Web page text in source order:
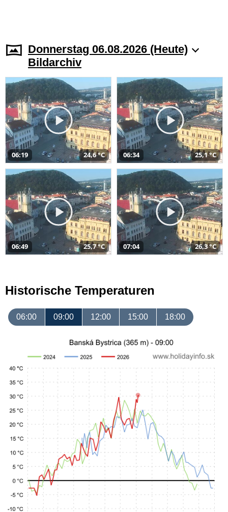
Donnerstag 06.08.2026 (Heute)
Bildarchiv
06:19 24,6 °C 06:34 25,1 °C
06:49 25,7 °C 07:04 26,3 °C
Historische Temperaturen
06:00 09:00 12:00 15:00 18:00